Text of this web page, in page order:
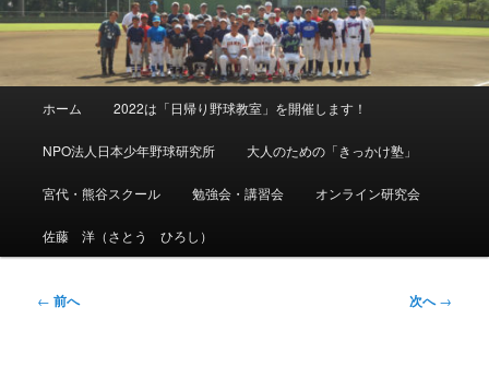
動
ホーム 2022は「日帰り野球教室」を開催します！
NPO法人日本少年野球研究所 大人のための「きっかけ塾」
宮代・熊谷スクール 勉強会・講習会 オンライン研究会
佐藤 洋（さとう ひろし）
投
← 前へ 次へ→